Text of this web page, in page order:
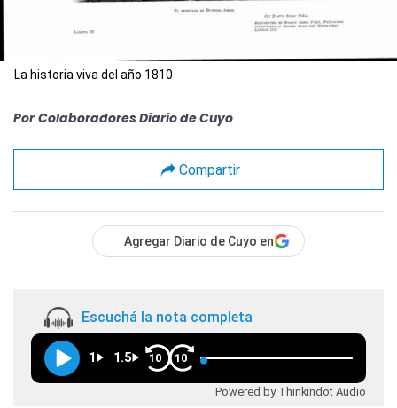
La historia viva del año 1810
Por Colaboradores Diario de Cuyo
Compartir
Agregar Diario de Cuyo en
Escuchá la nota completa
1 1.5 10 10
Powered by Thinkindot Audio